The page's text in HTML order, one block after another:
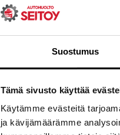
Suostumus
Tämä sivusto käyttää
Käytämme evästeitä
ja kävijämäärämme